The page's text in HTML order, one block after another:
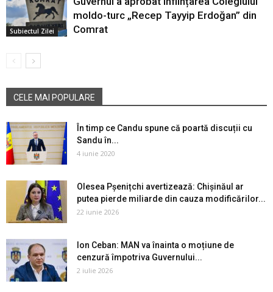
Subiectul Zilei
moldo-turc „Recep Tayyip Erdoğan” din
Comrat
CELE MAI POPULARE
În timp ce Candu spune că poartă discuții cu
Sandu în...
4 iunie 2020
Olesea Pșenițchi avertizează: Chișinăul ar
putea pierde miliarde din cauza modificărilor...
22 iunie 2026
Ion Ceban: MAN va înainta o moțiune de
cenzură împotriva Guvernului...
2 iulie 2026